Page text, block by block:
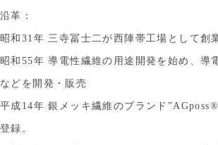
沿革：
昭和31年 三寺冨士二が西陣帯工場として創
昭和55年 導電性繊維の用途開発を始め、導
などを開発・販売
平成14年 銀メッキ繊維のブランド
登録。